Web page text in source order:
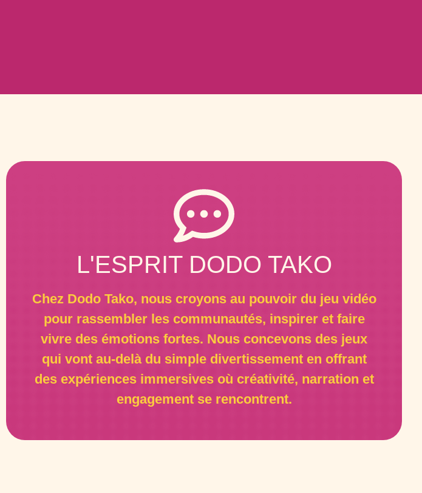
L'ESPRIT DODO TAKO
Chez Dodo Tako, nous croyons au pouvoir du jeu vidéo
pour rassembler les communautés, inspirer et faire
vivre des émotions fortes. Nous concevons des jeux
qui vont au-delà du simple divertissement en offrant
des expériences immersives où créativité, narration et
engagement se rencontrent.